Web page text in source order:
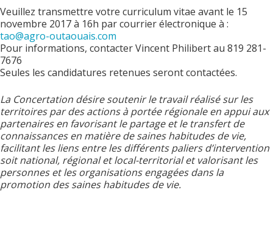
Veuillez transmettre votre curriculum vitae avant le 15
novembre 2017 à 16h par courrier électronique à :
tao@agro-outaouais.com
Pour informations, contacter Vincent Philibert au 819 281-
7676
Seules les candidatures retenues seront contactées.
La Concertation désire soutenir le travail réalisé sur les
territoires par des actions à portée régionale en appui aux
partenaires en favorisant le partage et le transfert de
connaissances en matière de saines habitudes de vie,
facilitant les liens entre les différents paliers d’intervention
soit national, régional et local-territorial et valorisant les
personnes et les organisations engagées dans la
promotion des saines habitudes de vie.